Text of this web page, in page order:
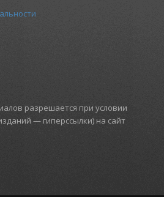
разрешается при условии
— гиперссылки) на сайт